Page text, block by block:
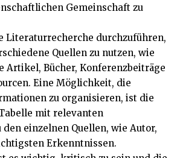
Gemeinschaft zu
Literaturrecherche durchzuführen,
Quellen zu nutzen, wie
Artikel, Bücher, Konferenzbeiträge
Eine Möglichkeit, die
zu organisieren, ist die
mit relevanten
einzelnen Quellen, wie Autor,
Erkenntnissen.